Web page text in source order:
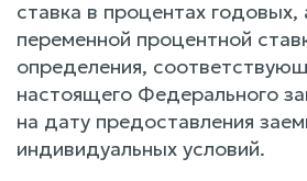
ставка в процентах годовых,
переменной процентной
определения,
настоящего Федерального
на дату предоставления
индивидуальных условий.